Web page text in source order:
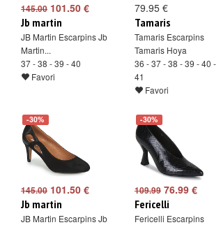
145.00 101.50 €
Jb martin
JB Martin Escarpins Jb
Martin...
37 - 38 - 39 - 40
Favori
79.95 €
Tamaris
Tamaris Escarpins
Tamaris Hoya
36 - 37 - 38 - 39 - 40 -
41
Favori
-30%
145.00 101.50 €
Jb martin
JB Martin Escarpins Jb
-30%
109.99 76.99 €
Fericelli
Fericelli Escarpins